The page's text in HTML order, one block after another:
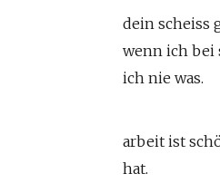
dein scheiss
wenn ich bei
ich nie was.
arbeit ist
hat.